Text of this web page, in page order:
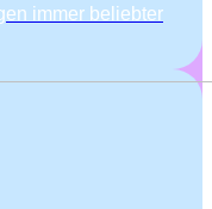
immer beliebter